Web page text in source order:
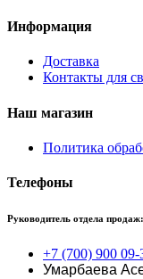
Информация
Доставка
Контакты для
Наш магазин
Политика
Телефоны
Руководитель отдела продаж:
+7 (700) 900 09-
Умарбаева